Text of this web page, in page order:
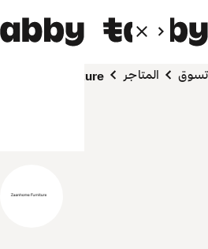
تسوق المتاجر Zaanhome furniture